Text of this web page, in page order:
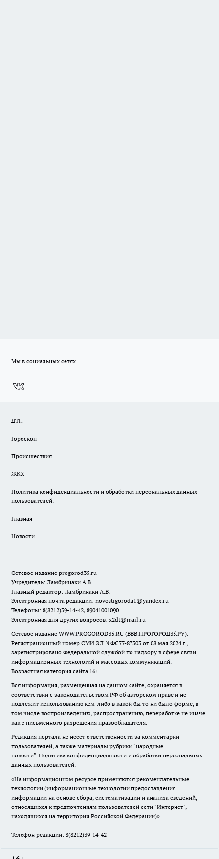
Мы в социальных сетях
ДТП
Гороскоп
Происшествия
ЖКХ
Политика конфиденциальности и обработки персональных данных
пользователей.
Главная
Новости
Сетевое издание progorod35.ru
Учредитель: Ламбринаки А.В.
Главный редактор: Ламбринаки А.В.
Электронная почта редакции: novostigoroda1@yandex.ru
Телефоны: 8(8212)39-14-42, 89041001090
Электронная для других вопросов: x2dt@mail.ru
Сетевое издание WWW.PROGOROD35.RU (ВВВ.ПРОГОРОД35.РУ).
Регистрационный номер СМИ ЭЛ №ФС77-87303 от 08 мая 2024 г.,
зарегистрировано Федеральной службой по надзору в сфере связи,
информационных технологий и массовых коммуникаций.
Возрастная категория сайта 16+.
Вся информация, размещенная на данном сайте, охраняется в
соответствии с законодательством РФ об авторском праве и не
подлежит использованию кем-либо в какой бы то ни было форме, в
том числе воспроизведению, распространению, переработке не иначе
как с письменного разрешения правообладателя.
Редакция портала не несет ответственности за комментарии
пользователей, а также материалы рубрики "народные
новости". Политика конфиденциальности и обработки персональных
данных пользователей.
«На информационном ресурсе применяются рекомендательные
технологии (информационные технологии предоставления
информации на основе сбора, систематизации и анализа сведений,
относящихся к предпочтениям пользователей сети "Интернет",
находящихся на территории Российской Федерации)».
Телефон редакции: 8(8212)39-14-42